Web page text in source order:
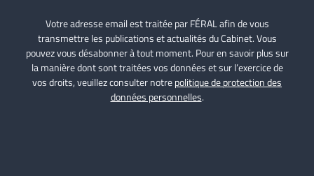
Votre adresse email est traitée par FÉRAL afin de vous
transmettre les publications et actualités du Cabinet. Vous
pouvez vous désabonner à tout moment. Pour en savoir plus sur
la manière dont sont traitées vos données et sur l’exercice de
vos droits, veuillez consulter notrepolitique de protection des
données personnelles.